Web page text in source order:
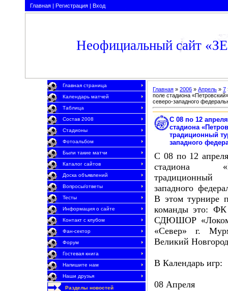
Главная | Регистрация | Вход
Неофициальный сайт
Главная страница
Календарь матчей
Таблица
Состав 2008
Стадионы
Фотоальбом
Были такие матчи
Каталог сайтов
Доска объявлений
Вопросы/ответы
Тесты
Информация о сайте
Контакт с клубом
Фан-сектор
Форум
Гостевая книга
Напишите нам
Наши друзья
Разделы новостей
Главная »2006 » Апрель » 7
поле стадиона
северо-западного
С 08 по 12
стадиона
традиционный
западного
С 08 по 12
стадиона
западного
В этом турнире
команды это: ФК
СДЮШОР
«Север» г.
Великий
В Календарь игр:
08 Апреля